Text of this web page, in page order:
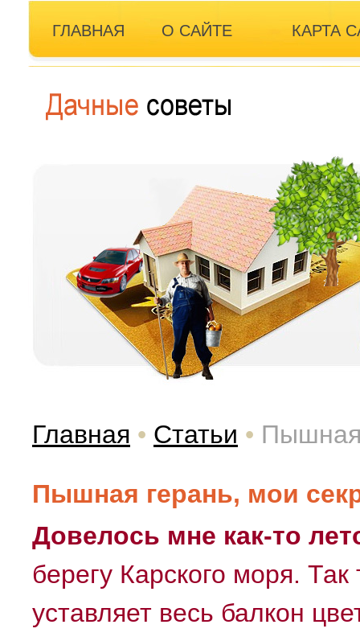
ГЛАВНАЯ О САЙТЕ КАРТА
Главная • Статьи • Пышная
Пышная герань, мои
Довелось мне как-то
берегу Карского моря.
уставляет весь балкон